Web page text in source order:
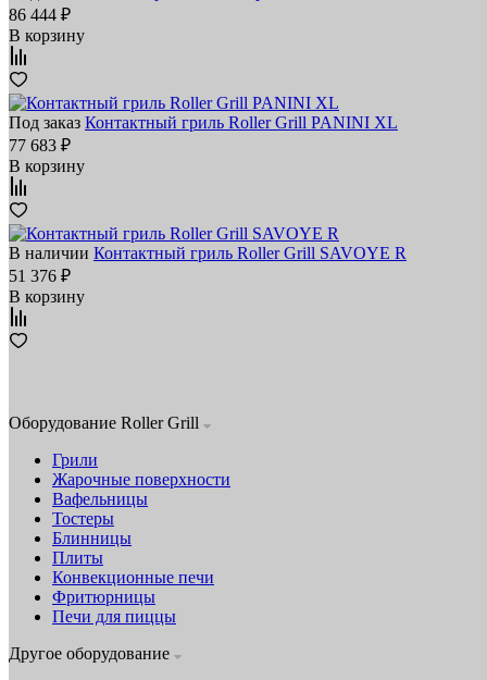
86 444 ₽
В корзину
Под заказ Контактный гриль Roller Grill PANINI XL
77 683 ₽
В корзину
В наличии Контактный гриль Roller Grill SAVOYE R
51 376 ₽
В корзину
Оборудование Roller Grill
Грили
Жарочные поверхности
Вафельницы
Тостеры
Блинницы
Плиты
Конвекционные печи
Фритюрницы
Печи для пиццы
Другое оборудование